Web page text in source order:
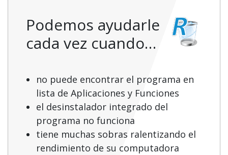
Podemos ayudarle
cada vez cuando…
no puede encontrar el programa en
lista de Aplicaciones y Funciones
el desinstalador integrado del
programa no funciona
tiene muchas sobras ralentizando el
rendimiento de su computadora